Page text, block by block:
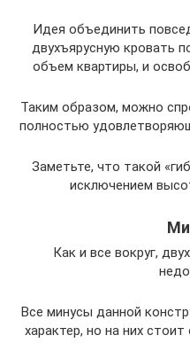
Идея объединить
двухъярусную кровать
объем квартиры, и
Таким образом, можно
полностью
Заметьте, что такой
исключением
Как и все вокруг,
Все минусы данной
характер, но на них